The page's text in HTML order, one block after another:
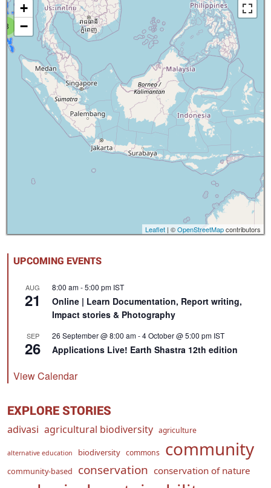
8
+
−
Leaflet | ©OpenStreetMapcontributors
UPCOMING EVENTS
AUG
21
8:00 am-5:00 pm IST
Online | Learn Documentation, Report writing,
Impact stories & Photography
SEP
26
26 September @ 8:00 am-4 October @ 5:00 pm IST
Applications Live! Earth Shastra 12th edition
View Calendar
EXPLORE STORIES
adivasi agricultural biodiversity agriculture
alternative education biodiversity commons community
community-based conservation conservation of nature